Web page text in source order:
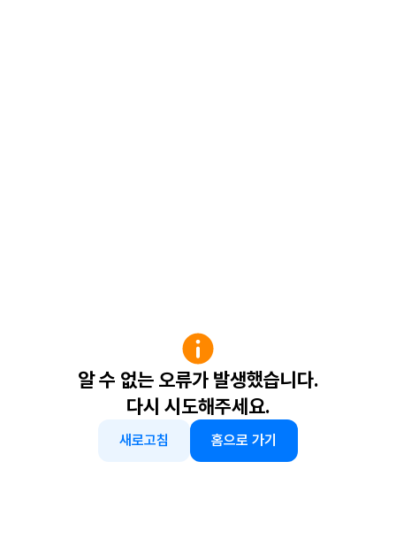
알 수 없는 오류가 발생했습니다.
다시 시도해주세요.
새로고침 홈으로 가기